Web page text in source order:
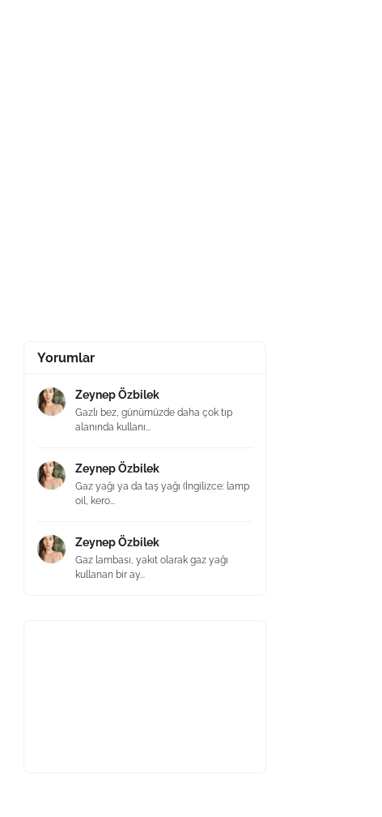
Yorumlar
Zeynep Özbilek
Gazlı bez, günümüzde daha çok tıp
alanında kullanı...
Zeynep Özbilek
Gaz yağı ya da taş yağı (İngilizce: lamp
oil, kero...
Zeynep Özbilek
Gaz lambası, yakıt olarak gaz yağı
kullanan bir ay...